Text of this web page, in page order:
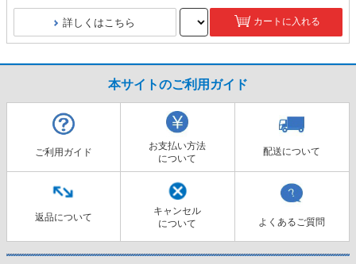
詳しくはこちら カートに入れる
本サイトのご利用ガイド
ご利用ガイド
お支払い方法
について
配送について
返品について
キャンセル
について
よくあるご質問